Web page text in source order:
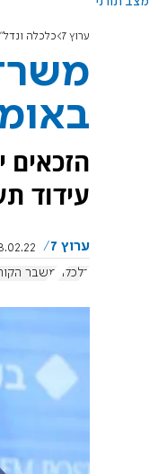
ערוץ 7 כלכלה
עידוד
ערוץ 7
17:14
כלכלה
משבר